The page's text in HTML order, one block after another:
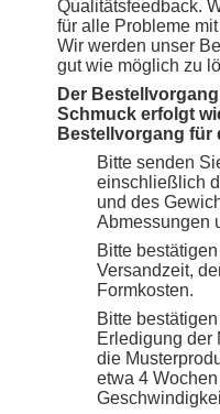
Qualitätsfeedback.
für alle Probleme
Wir werden unser
gut wie möglich zu
Der
Schmuck erfolgt
Bestellvorgang für
Bitte senden
einschließlich
und des
Abmessungen
Bitte
Versandzeit,
Formkosten.
Bitte
Erledigung der
die
etwa 4